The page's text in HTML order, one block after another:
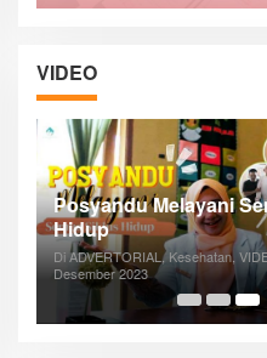
VIDEO
Posyandu Melayani
Hidup
Di ADVERTORIAL, Kesehatan,
Desember 2023